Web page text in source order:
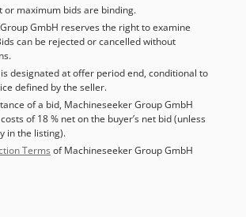
or maximum bids are binding.
GmbH reserves the right to examine
can be rejected or cancelled without
designated at offer period end, conditional to
defined by the seller.
of a bid, Machineseeker Group GmbH
of 18 % net on the buyer’s net bid (unless
in the listing).
Terms of Machineseeker Group GmbH